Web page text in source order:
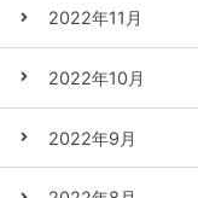
2022年11月
2022年10月
2022年9月